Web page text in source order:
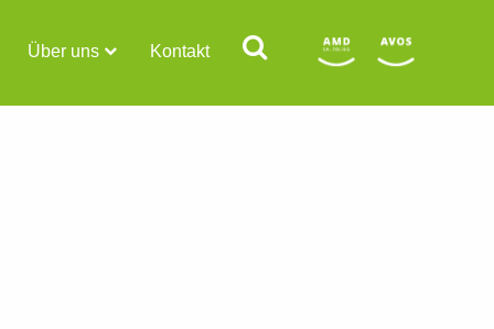
Über uns Kontakt